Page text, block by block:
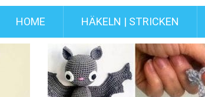
HOME HÄKELN | STRICKEN